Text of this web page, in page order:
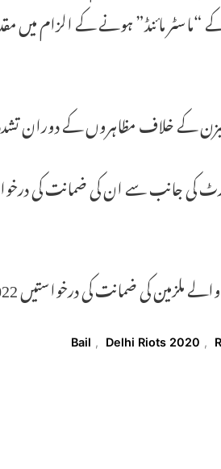
کے خلاف مظاہروں کے دوران
ٹرائل کورٹ کی جانب سے ان کی ضمانت
2022 سے ہائی کورٹ میں زیر التواء تھیں۔
Bail , Delhi Riots 2020 ,